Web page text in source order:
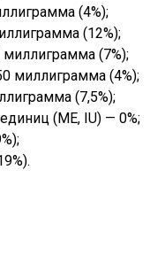
(4%);
(12%);
(7%);
миллиграмма (4%);
(7,5%);
(МЕ, IU) — 0%;